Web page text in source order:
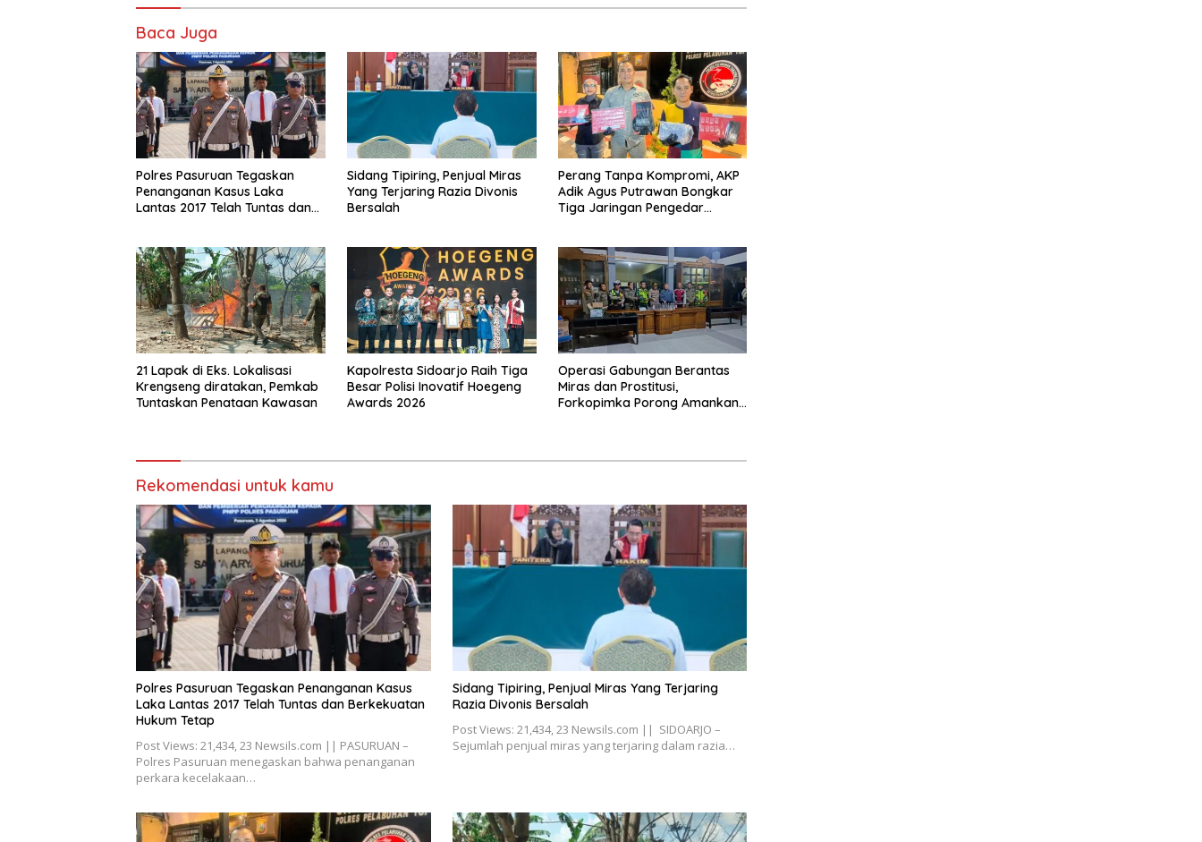
Baca Juga
Polres Pasuruan Tegaskan
Penanganan Kasus Laka
Lantas 2017 Telah Tuntas dan
Sidang Tipiring, Penjual Miras
Yang Terjaring Razia Divonis
Bersalah
Perang Tanpa Kompromi, AKP
Adik Agus Putrawan Bongkar
Tiga Jaringan Pengedar
21 Lapak di Eks. Lokalisasi
Krengseng diratakan, Pemkab
Tuntaskan Penataan Kawasan
Kapolresta Sidoarjo Raih Tiga
Besar Polisi Inovatif Hoegeng
Awards 2026
Operasi Gabungan Berantas
Miras dan Prostitusi,
Forkopimka Porong Amankan
Rekomendasi untuk kamu
Polres Pasuruan Tegaskan Penanganan Kasus
Laka Lantas 2017 Telah Tuntas dan Berkekuatan
Hukum Tetap
Post Views: 21,434, 23 Newsils.com || PASURUAN –
Polres Pasuruan menegaskan bahwa penanganan
perkara kecelakaan…
Sidang Tipiring, Penjual Miras Yang Terjaring
Razia Divonis Bersalah
Post Views: 21,434, 23 Newsils.com || SIDOARJO –
Sejumlah penjual miras yang terjaring dalam razia…